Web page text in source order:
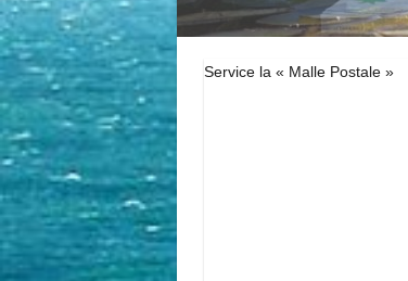
Service la « Malle Postale »